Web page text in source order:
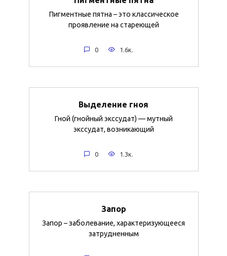
Пигментные пятна – это классическое
проявление на стареющей
0 1.6к.
Выделение гноя
Гной (гнойный экссудат) — мутный
экссудат, возникающий
0 1.3к.
Запор
Запор – заболевание, характеризующееся
затрудненным